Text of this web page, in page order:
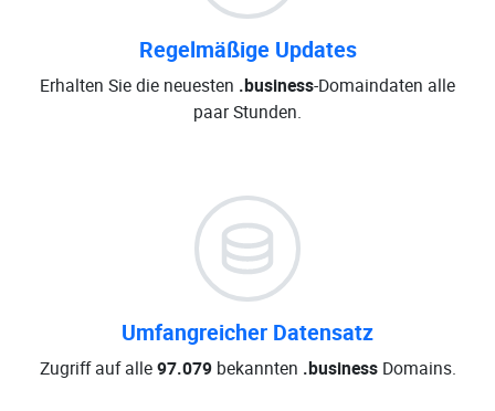
Regelmäßige Updates
Erhalten Sie die neuesten .business-Domaindaten alle
paar Stunden.
Umfangreicher Datensatz
Zugriff auf alle97.079bekannten .businessDomains.